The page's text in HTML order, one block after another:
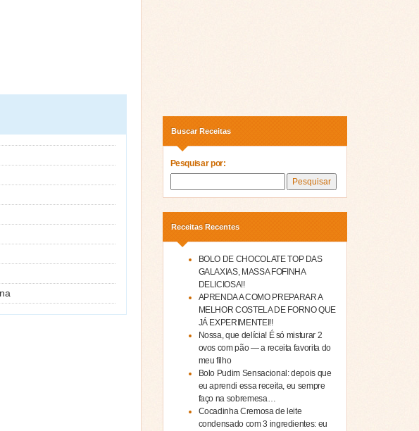
Buscar Receitas
Pesquisar por:
Receitas Recentes
BOLO DE CHOCOLATE TOP DAS
GALAXIAS, MASSA FOFINHA
DELICIOSA!!
APRENDA A COMO PREPARAR A
MELHOR COSTELA DE FORNO QUE
JÁ EXPERIMENTEI!!
Nossa, que delícia! É só misturar 2
ovos com pão — a receita favorita do
meu filho
Bolo Pudim Sensacional: depois que
eu aprendi essa receita, eu sempre
faço na sobremesa…
Cocadinha Cremosa de leite
condensado com 3 ingredientes: eu